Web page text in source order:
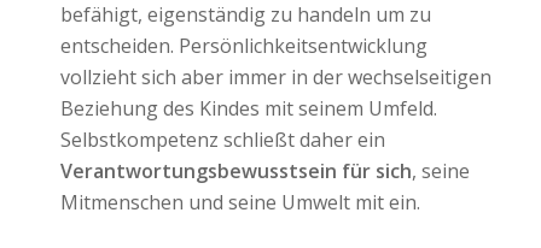
befähigt, eigenständig zu handeln um zu
entscheiden. Persönlichkeitsentwicklung
vollzieht sich aber immer in der wechselseitigen
Beziehung des Kindes mit seinem Umfeld.
Selbstkompetenz schließt daher ein
Verantwortungsbewusstsein für sich, seine
Mitmenschen und seine Umwelt mit ein.